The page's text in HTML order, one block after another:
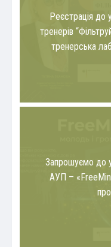
Реєстрація до
тренерів
тренерська
Запрошуємо до
АУП –